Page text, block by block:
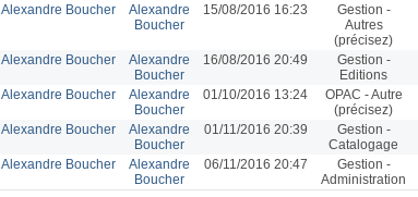
Alexandre Boucher
Alexandre
Boucher
15/08/2016 16:23
Gestion -
Autres
(précisez)
Alexandre Boucher
Alexandre
Boucher
16/08/2016 20:49
Gestion -
Editions
Alexandre Boucher
Alexandre
Boucher
01/10/2016 13:24
OPAC - Autre
(précisez)
Alexandre Boucher
Alexandre
Boucher
01/11/2016 20:39
Gestion -
Catalogage
Alexandre Boucher
Alexandre
Boucher
06/11/2016 20:47
Gestion -
Administration